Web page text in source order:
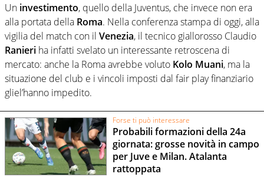
Un investimento, quello della Juventus, che invece non era
alla portata della Roma. Nella conferenza stampa di oggi, alla
vigilia del match con il Venezia, il tecnico giallorosso Claudio
Ranieri ha infatti svelato un interessante retroscena di
mercato: anche la Roma avrebbe voluto Kolo Muani, ma la
situazione del club e i vincoli imposti dal fair play finanziario
gliel’hanno impedito.
Forse ti può interessare
Probabili formazioni della 24a
giornata: grosse novità in campo
per Juve e Milan. Atalanta
rattoppata